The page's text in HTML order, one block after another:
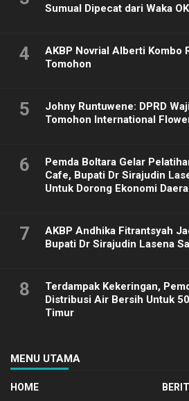
Sumual Dipecat dari Waka
4
AKBP Novrial Alberti Kombo
Tomohon
5
Johny Runtuwene: DPRD
Tomohon International
6
Pemda Boltara Gelar
Cafe, Bupati Dr Sirajudin
Untuk Dorong Ekonomi
7
AKBP Andhika Fitrantsyah
Bupati Dr Sirajudin Lasena
8
Terdampak Kekeringan,
Distribusi Air Bersih Untuk
Timur
MENU UTAMA
HOME